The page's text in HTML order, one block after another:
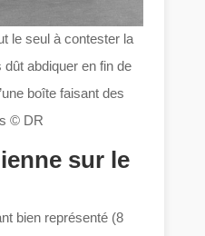
le seul à contester la
abdiquer en fin de
boîte faisant des
© DR
sur le
bien représenté (8